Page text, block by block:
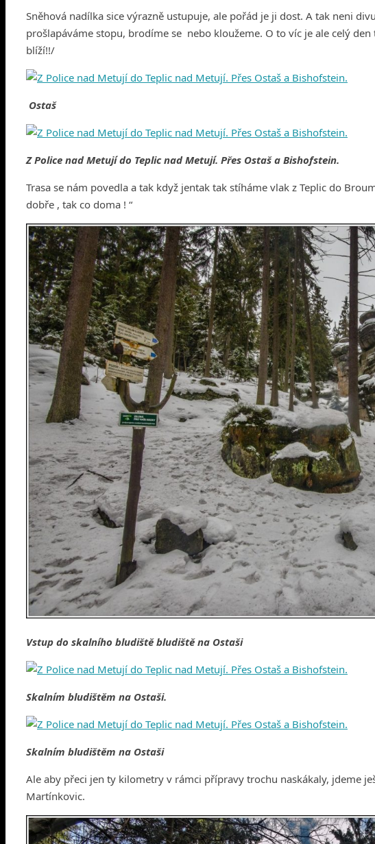
Sněhová nadílka sice výrazně ustupuje, ale pořád je ji dost. A tak neni
prošlapáváme stopu, brodíme se nebo kloužeme. O to víc je ale celý
blíží!!/
Ostaš
Z Police nad Metují do Teplic nad Metují. Přes Ostaš a Bishofstein.
Trasa se nám povedla a tak když jentak tak stíháme vlak z Teplic do
dobře , tak co doma ! “
Vstup do skalního bludiště bludiště na Ostaši
Skalním bludištěm na Ostaši.
Skalním bludištěm na Ostaši
Ale aby přeci jen ty kilometry v rámci přípravy trochu naskákaly, jdeme
Martínkovic.